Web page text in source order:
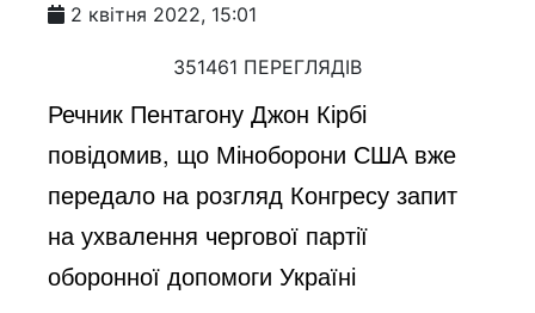
2 квітня 2022, 15:01
351461 ПЕРЕГЛЯДІВ
Речник Пентагону Джон Кірбі
повідомив, що Міноборони США вже
передало на розгляд Конгресу запит
на ухвалення чергової партії
оборонної допомоги Україні